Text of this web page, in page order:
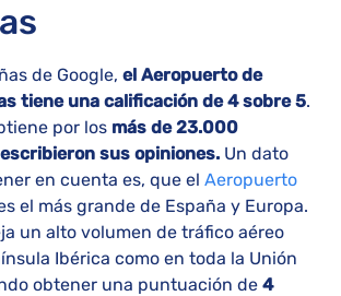
de Google, el Aeropuerto de
tiene una calificación de 4 sobre 5.
por los más de 23.000
sus opiniones. Un dato
en cuenta es, que el Aeropuerto
el más grande de España y Europa.
un alto volumen de tráfico aéreo
Ibérica como en toda la Unión
obtener una puntuación de 4